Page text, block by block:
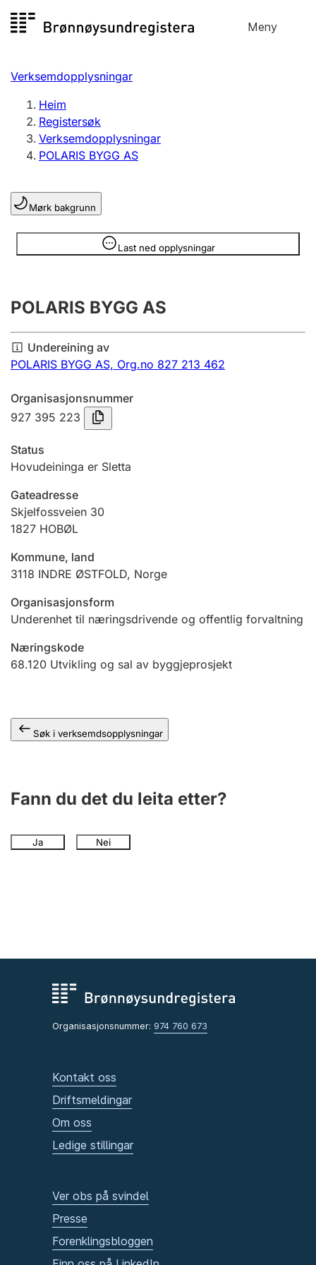
til
Meny
Registersøk
Aksjeselskap
Enkeltpersonføretak
Registrere, endre, slette
Lag og foreining
Registrere, endre, slette
Årsrekneskap
Innsending og forseinkingsgebyr
Tinglysing
Jeger
Ektepaktrettleiaren
Verksemdopplysningar
Heim
Registersøk
Verksemdopplysningar
POLARIS BYGG AS
Mørk bakgrunn
Last ned opplysningar
Opplysninger er skjult
POLARIS BYGG AS
Undereining av
POLARIS BYGG AS, Org.no 827 213 462
Organisasjonsnummer
927 395 223
Status
Hovudeininga er Sletta
Gateadresse
Skjelfossveien 30
1827 HOBØL
Kommune, land
3118 INDRE ØSTFOLD, Norge
Organisasjonsform
Underenhet til næringsdrivende og offentlig forvaltning
Næringskode
68.120 Utvikling og sal av byggjeprosjekt
Søk i verksemdsopplysningar
Fann du det du leita etter?
Ja Nei
Organisasjonsnummer: 974 760 673
Kontakt oss
Driftsmeldingar
Om oss
Ledige stillingar
Ver obs på svindel
Presse
Forenklingsbloggen